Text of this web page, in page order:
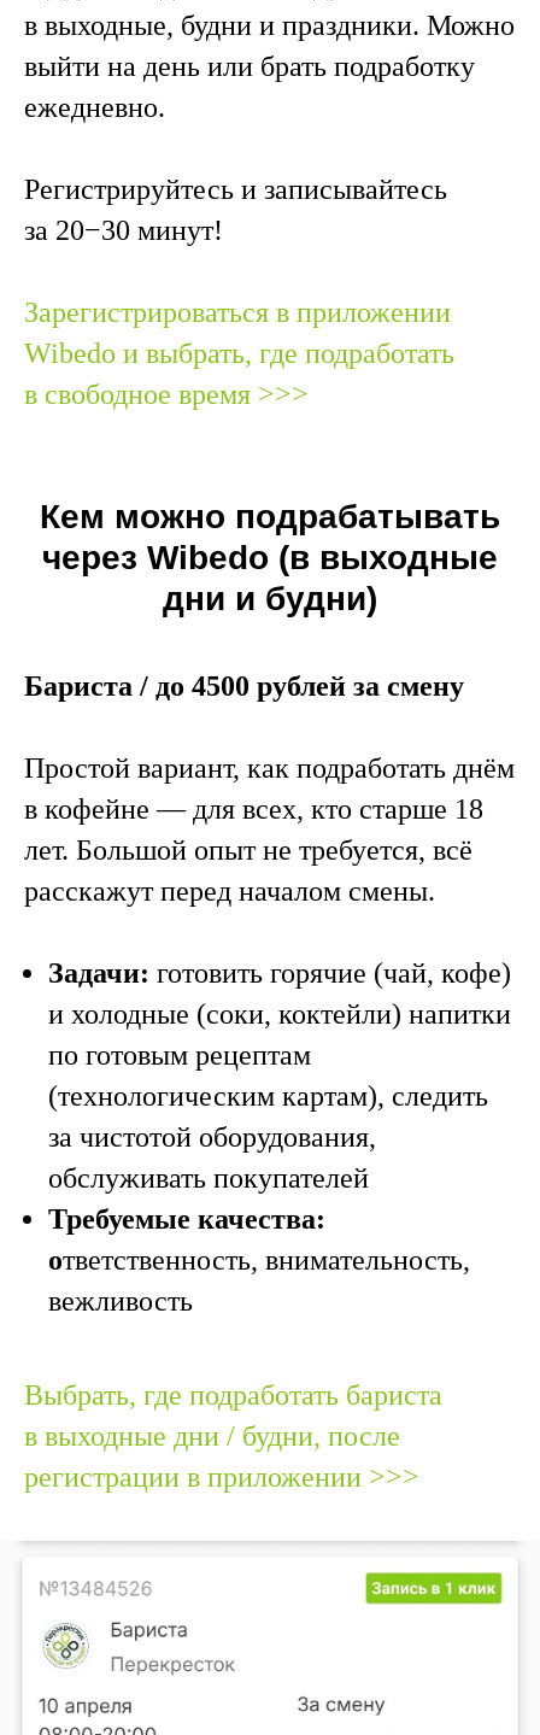
в выходные, будни и праздники. Можно
выйти на день или брать подработку
ежедневно.
Регистрируйтесь и записывайтесь
за 20−30 минут!
Зарегистрироваться в приложении
Wibedo и выбрать, где подработать
в свободное время >>>
Кем можно подрабатывать
через Wibedo (в выходные
дни и будни)
Бариста / до 4500 рублей за смену
Простой вариант, как подработать днём
в кофейне — для всех, кто старше 18
лет. Большой опыт не требуется, всё
расскажут перед началом смены.
Задачи: готовить горячие (чай, кофе)
и холодные (соки, коктейли) напитки
по готовым рецептам
(технологическим картам), следить
за чистотой оборудования,
обслуживать покупателей
Требуемые качества:
ответственность, внимательность,
вежливость
Выбрать, где подработать бариста
в выходные дни / будни, после
регистрации в приложении >>>